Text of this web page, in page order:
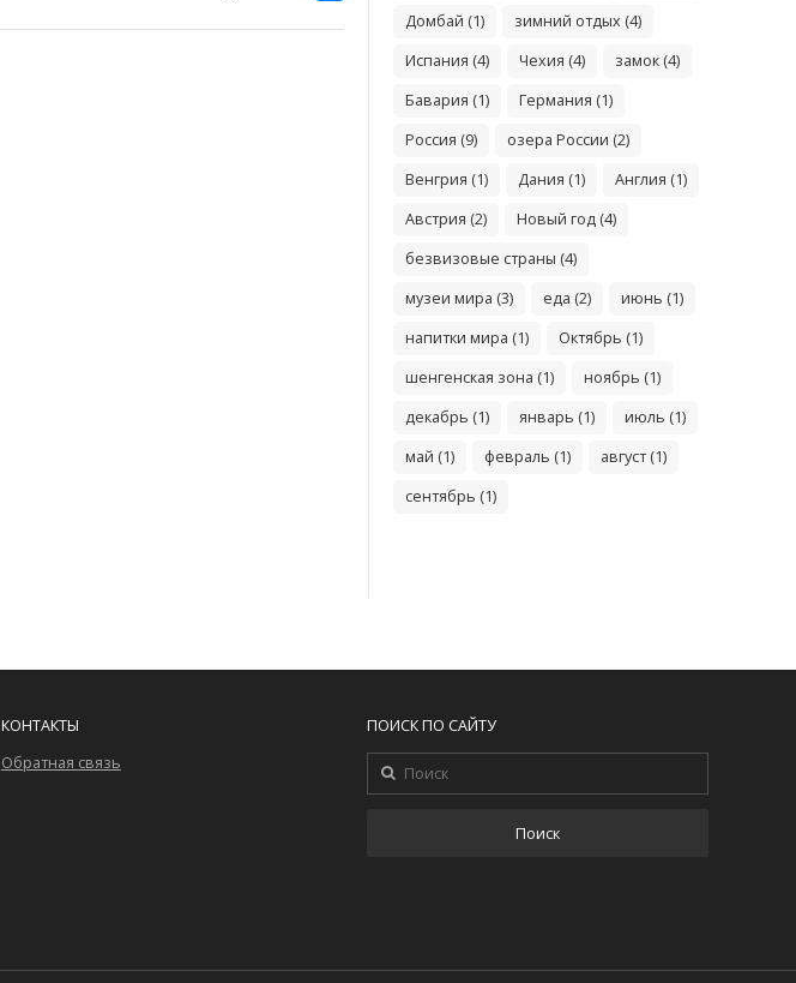
Домбай (1)
зимний отдых (4)
Испания (4)
Чехия (4)
замок (4)
Бавария (1)
Германия (1)
Россия (9)
озера России (2)
Венгрия (1)
Дания (1)
Англия (1)
Австрия (2)
Новый год (4)
безвизовые страны (4)
музеи мира (3)
еда (2)
июнь (1)
напитки мира (1)
Октябрь (1)
шенгенская зона (1)
ноябрь (1)
декабрь (1)
январь (1)
июль (1)
май (1)
февраль (1)
август (1)
сентябрь (1)
КОНТАКТЫ
Обратная связь
ПОИСК ПО САЙТУ